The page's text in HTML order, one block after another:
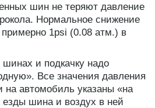
шин не теряют давление
Нормальное снижение
1psi (0.08 атм.) в
и подкачку надо
Все значения давления
на автомобиль указаны «на
шина и воздух в ней